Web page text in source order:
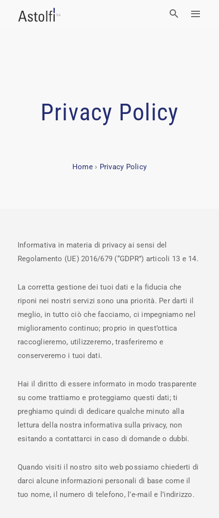
Privacy Policy
Home › Privacy Policy
Informativa in materia di privacy ai sensi del
Regolamento (UE) 2016/679 (“GDPR”) articoli 13 e 14.
La corretta gestione dei tuoi dati e la fiducia che
riponi nei nostri servizi sono una priorità. Per darti il
meglio, in tutto ciò che facciamo, ci impegniamo nel
miglioramento continuo; proprio in quest’ottica
raccoglieremo, utilizzeremo, trasferiremo e
conserveremo i tuoi dati.
Hai il diritto di essere informato in modo trasparente
su come trattiamo e proteggiamo questi dati; ti
preghiamo quindi di dedicare qualche minuto alla
lettura della nostra informativa sulla privacy, non
esitando a contattarci in caso di domande o dubbi.
Quando visiti il nostro sito web possiamo chiederti di
darci alcune informazioni personali di base come il
tuo nome, il numero di telefono, l’e-mail e l’indirizzo.